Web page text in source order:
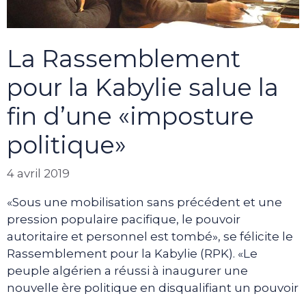
La Rassemblement
pour la Kabylie salue la
fin d’une «imposture
politique»
4 avril 2019
«Sous une mobilisation sans précédent et une
pression populaire pacifique, le pouvoir
autoritaire et personnel est tombé», se félicite le
Rassemblement pour la Kabylie (RPK). «Le
peuple algérien a réussi à inaugurer une
nouvelle ère politique en disqualifiant un pouvoir